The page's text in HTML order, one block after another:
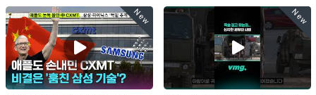
New New